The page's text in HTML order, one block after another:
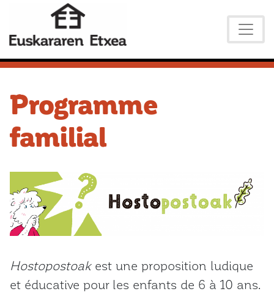
Programme
familial
Hostopostoakest une proposition ludique
et éducative pour les enfants de 6 à 10 ans.